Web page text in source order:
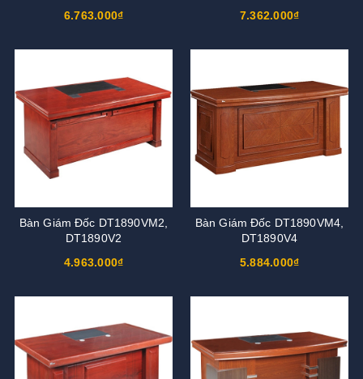
6.763.000₫
7.362.000₫
Bàn Giám Đốc DT1890VM2,
DT1890V2
4.963.000₫
Bàn Giám Đốc DT1890VM4,
DT1890V4
5.884.000₫